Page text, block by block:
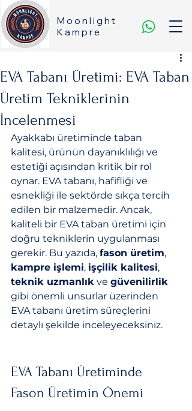
Moonlight
Kampre
EVA Tabanı Üretimi: EVA Taban
Üretim Tekniklerinin
İncelenmesi
Ayakkabı üretiminde taban
kalitesi, ürünün dayanıklılığı ve
estetiği açısından kritik bir rol
oynar. EVA tabanı, hafifliği ve
esnekliği ile sektörde sıkça tercih
edilen bir malzemedir. Ancak,
kaliteli bir EVA taban üretimi için
doğru tekniklerin uygulanması
gerekir. Bu yazıda, fason üretim,
kampre işlemi, işçilik kalitesi,
teknik uzmanlık ve güvenilirlik
gibi önemli unsurlar üzerinden
EVA tabanı üretim süreçlerini
detaylı şekilde inceleyeceksiniz.
EVA Tabanı Üretiminde
Fason Üretimin Önemi